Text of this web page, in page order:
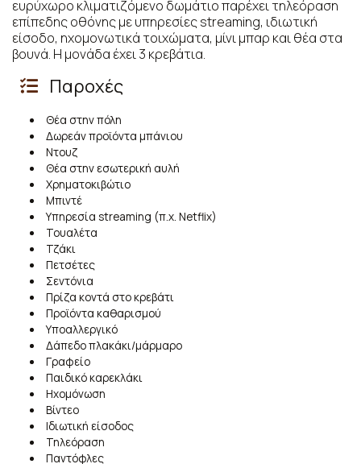
ευρύχωρο κλιματιζόμενο δωμάτιο παρέχει τηλεόραση
επίπεδης οθόνης με υπηρεσίες streaming, ιδιωτική
είσοδο, ηχομονωτικά τοιχώματα, μίνι μπαρ και θέα στα
βουνά. Η μονάδα έχει 3 κρεβάτια.
Παροχές
Θέα στην πόλη
Δωρεάν προϊόντα μπάνιου
Ντουζ
Θέα στην εσωτερική αυλή
Χρηματοκιβώτιο
Μπιντέ
Υπηρεσία streaming (π.χ. Netflix)
Τουαλέτα
Τζάκι
Πετσέτες
Σεντόνια
Πρίζα κοντά στο κρεβάτι
Προϊόντα καθαρισμού
Υποαλλεργικό
Δάπεδο πλακάκι/μάρμαρο
Γραφείο
Παιδικό καρεκλάκι
Ηχομόνωση
Βίντεο
Ιδιωτική είσοδος
Τηλεόραση
Παντόφλες